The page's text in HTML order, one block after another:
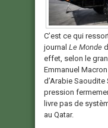
C’est ce qui
journal Le Monde
effet, selon le
Emmanuel
d’Arabie
pression
livre pas de
au Qatar.